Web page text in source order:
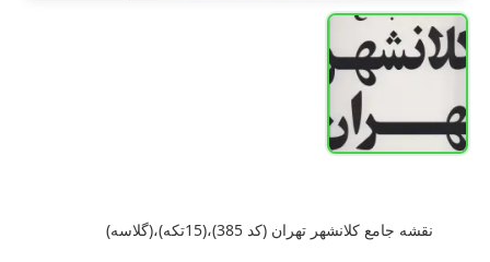
نقشه جامع کلانشهر تهران (کد 385)،(15تکه)،(گلاسه)